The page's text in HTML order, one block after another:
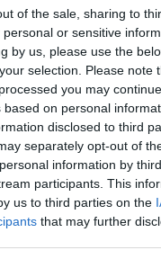
of the sale, sharing to
or sensitive
by us, please use the
selection. Please note
you may
based on personal
disclosed to third
separately opt-out of
information by
participants. This
us to third parties on the
that may further
a film vége,
rosszak a színészek,
viszont
amolyan anti Hitch,
csajokat, hogy azok
régi pasijukhoz.
szerelmes
aki úgymond
szeretné még az
mellett. Ezért
barátja, és